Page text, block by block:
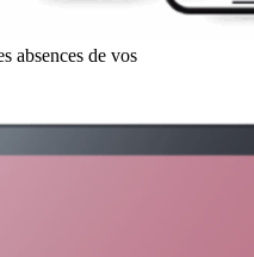
absences de vos